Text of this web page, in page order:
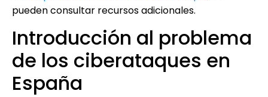
pueden consultar recursos adicionales.
Introducción al problema
de los ciberataques en
España